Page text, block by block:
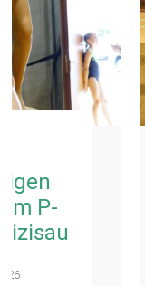
TBN-
LK2-